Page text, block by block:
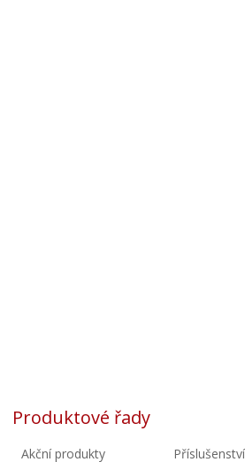
Produktové řady
Akční produkty Příslušenství